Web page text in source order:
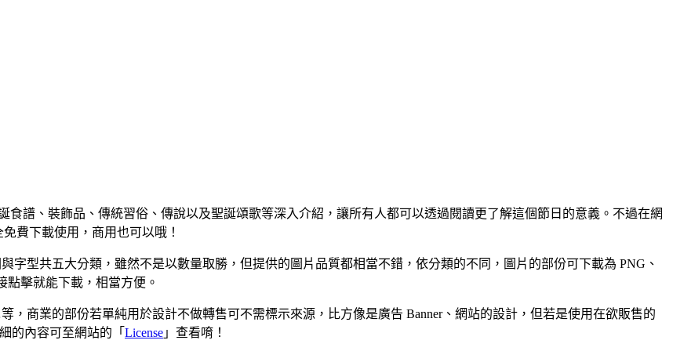
食譜、裝飾品、傳統習俗、傳說以及聖誕頌歌等深入介紹，讓所有人都可以透過閱讀更了解這個節日的意義。不過在網
費下載使用，商用也可以哦！
字型共五大分類，雖然不是以數量取勝，但提供的圖片品質都相當不錯，依分類的不同，圖片的部份可下載為 PNG、
點擊就能下載，相當方便。
商業的部份若單純用於設計不做轉售可不需標示來源，比方像是廣告 Banner、網站的設計，但若是使用在欲販售的
的內容可至網站的「 License 」查看唷！